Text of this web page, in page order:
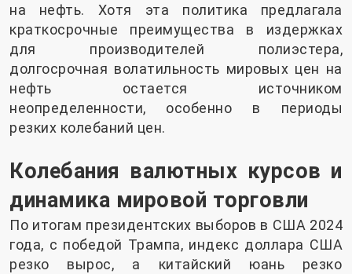
на нефть. Хотя эта политика предлагала
краткосрочные преимущества в издержках
для производителей полиэстера,
долгосрочная волатильность мировых цен на
нефть остается источником
неопределенности, особенно в периоды
резких колебаний цен.
Колебания валютных курсов и
динамика мировой торговли
По итогам президентских выборов в США 2024
года, с победой Трампа, индекс доллара США
резко вырос, а китайский юань резко